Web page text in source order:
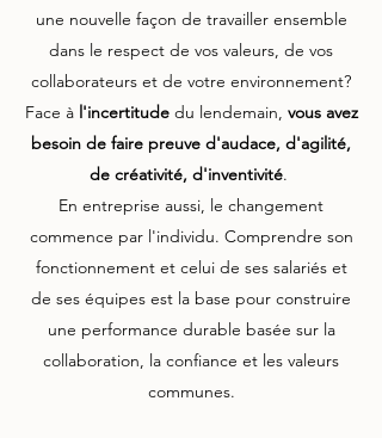
une nouvelle façon de travailler ensemble
dans le respect de vos valeurs, de vos
collaborateurs et de votre environnement?
Face àl'incertitudedu lendemain, vous avez
besoin de faire preuve d'audace, d'agilité,
de créativité, d'inventivité.
En entreprise aussi, le changement
commence par l'individu. Comprendre son
fonctionnement et celui de ses salariés et
de ses équipes est la base pour construire
une performance durable basée sur la
collaboration, la confiance et les valeurs
communes.